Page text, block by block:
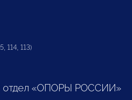
114, 113)
отдел «ОПОРЫ РОССИИ»